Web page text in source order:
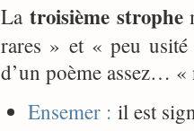
La troisième strophe
rares » et « peu
d’un poème assez… «
Ensemer : il est